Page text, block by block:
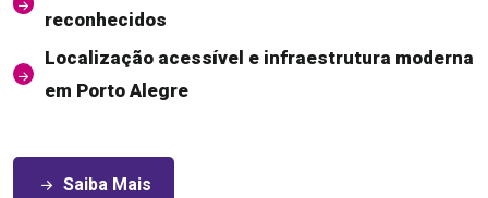
reconhecidos
Localização acessível e infraestrutura moderna
em Porto Alegre
Saiba Mais